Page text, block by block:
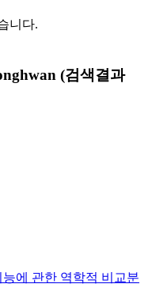
니다.
(검색결과
에 관한 역학적 비교분